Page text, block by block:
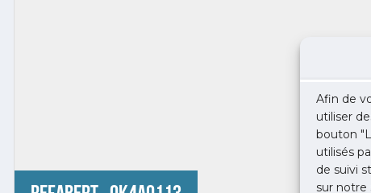
Afin de
utiliser
bouton
utilisés
de suivi
sur notre